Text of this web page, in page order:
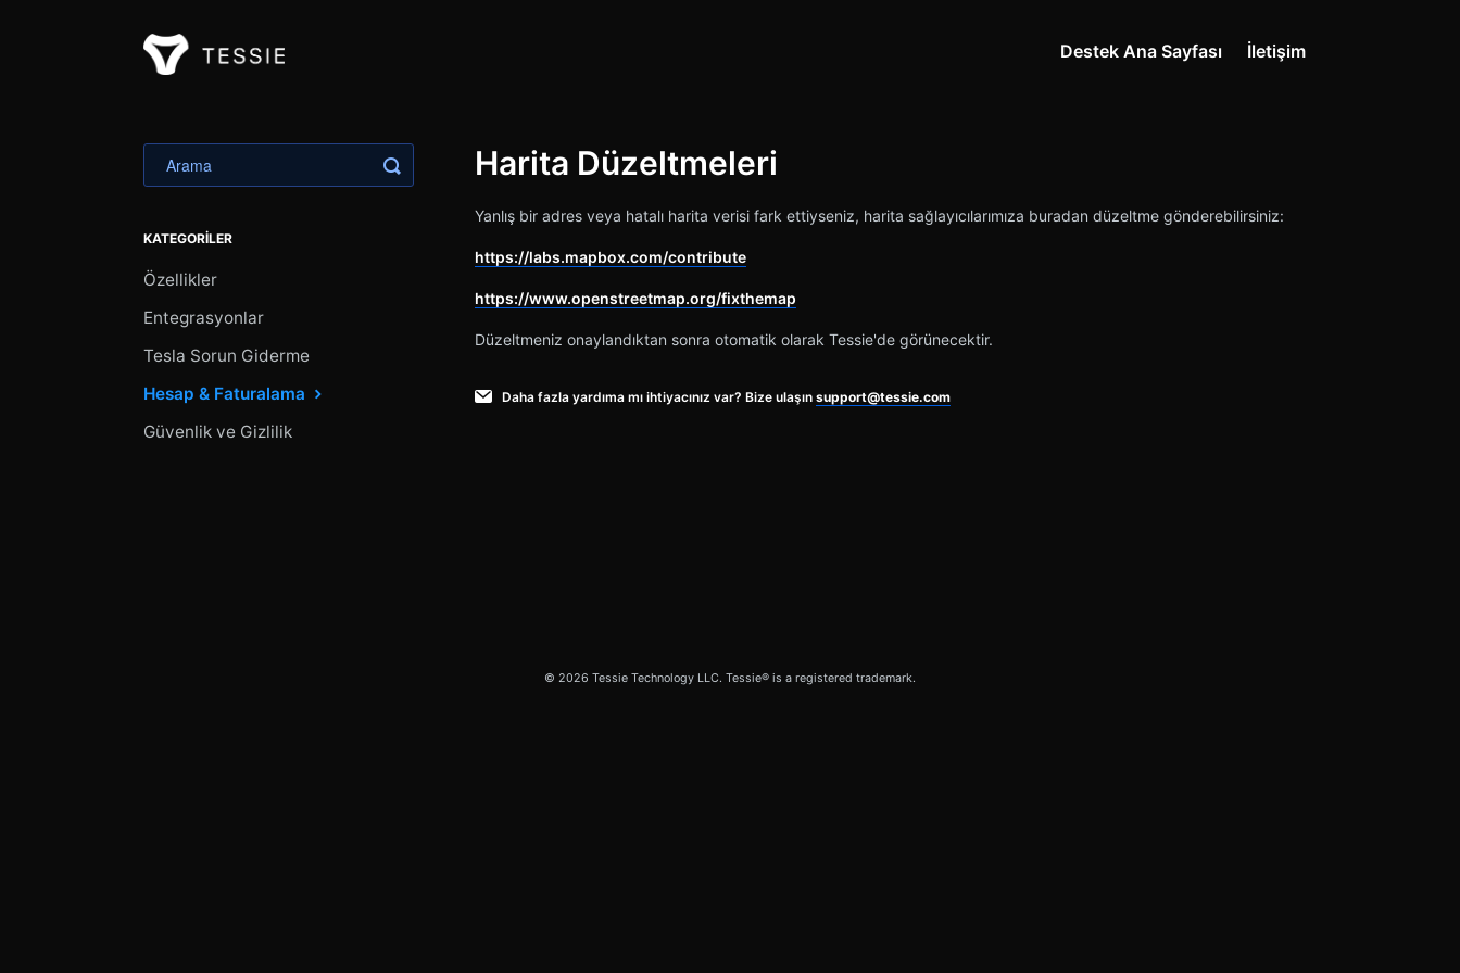
Destek Ana Sayfası İletişim
Harita Düzeltmeleri
Yanlış bir adres veya hatalı harita verisi fark ettiyseniz, harita sağlayıcılarımıza buradan düzeltme gönderebilirsiniz:
https://labs.mapbox.com/contribute
https://www.openstreetmap.org/fixthemap
Düzeltmeniz onaylandıktan sonra otomatik olarak Tessie'de görünecektir.
Daha fazla yardıma mı ihtiyacınız var? Bize ulaşın support@tessie.com
Aramayı Değiştir
KATEGORILER
Özellikler
Entegrasyonlar
Tesla Sorun Giderme
Hesap & Faturalama
Güvenlik ve Gizlilik
© 2026 Tessie Technology LLC. Tessie® is a registered trademark.